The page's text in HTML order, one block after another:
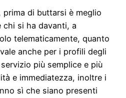
prima di buttarsi è meglio
chi si ha davanti, a
telematicamente, quanto
anche per i profili degli
più semplice e più
e immediatezza, inoltre i
sì che siano presenti